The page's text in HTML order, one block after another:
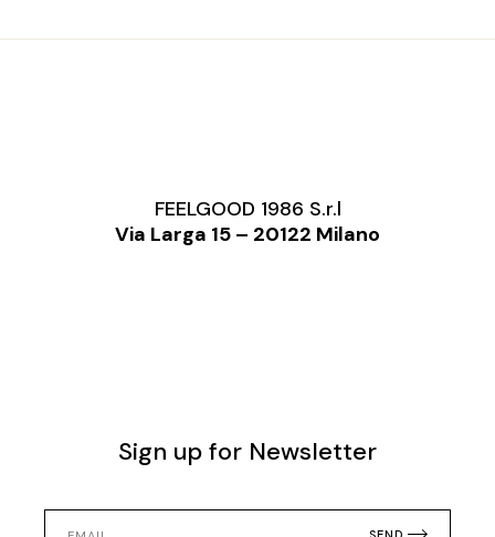
FEELGOOD 1986 S.r.l
Via Larga 15 – 20122 Milano
Sign up for Newsletter